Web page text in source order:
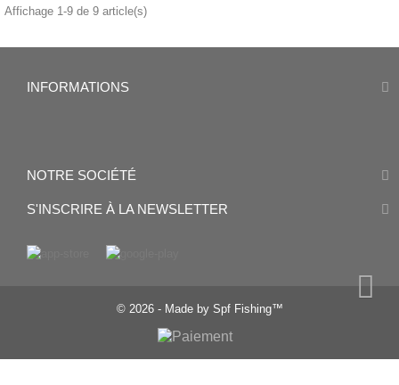
Affichage 1-9 de 9 article(s)
INFORMATIONS
NOTRE SOCIÉTÉ
S'INSCRIRE À LA NEWSLETTER
© 2026 - Made by Spf Fishing™